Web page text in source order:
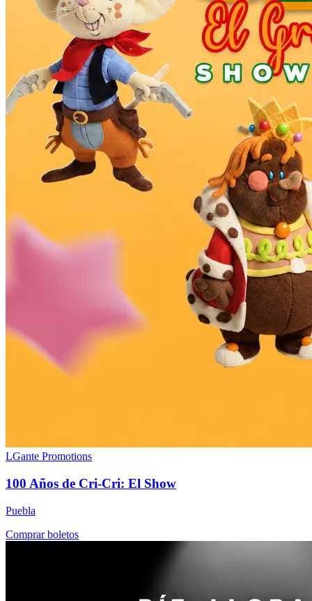
LGante Promotions
100 Años de Cri-Cri: El Show
Puebla
Comprar boletos